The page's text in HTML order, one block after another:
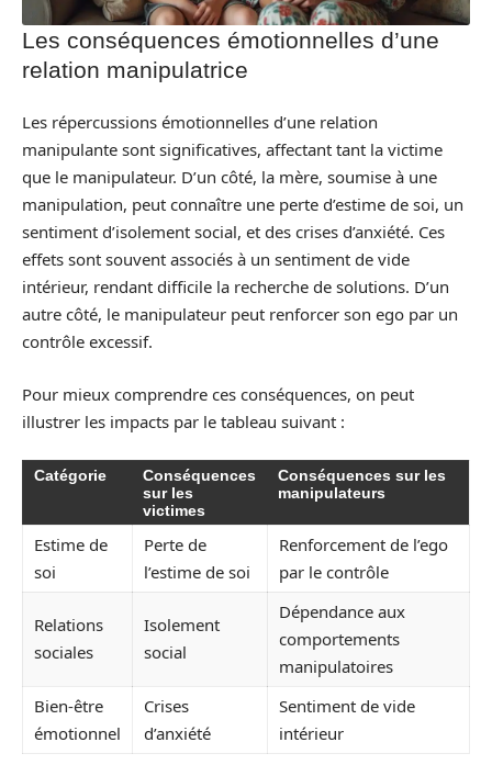
Les conséquences émotionnelles d’une
relation manipulatrice
Les répercussions émotionnelles d’une relation
manipulante sont significatives, affectant tant la victime
que le manipulateur. D’un côté, la mère, soumise à une
manipulation, peut connaître une perte d’estime de soi, un
sentiment d’isolement social, et des crises d’anxiété. Ces
effets sont souvent associés à un sentiment de vide
intérieur, rendant difficile la recherche de solutions. D’un
autre côté, le manipulateur peut renforcer son ego par un
contrôle excessif.
Pour mieux comprendre ces conséquences, on peut
illustrer les impacts par le tableau suivant :
Catégorie
Conséquences
sur les
victimes
Conséquences sur les
manipulateurs
Estime de
soi
Perte de
l’estime de soi
Renforcement de l’ego
par le contrôle
Relations
sociales
Isolement
social
Dépendance aux
comportements
manipulatoires
Bien-être
émotionnel
Crises
d’anxiété
Sentiment de vide
intérieur